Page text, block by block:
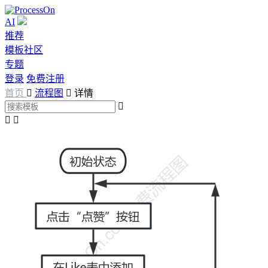
AI
推荐
模板社区
专题
登录 免费注册
首页  流程图  详情

 